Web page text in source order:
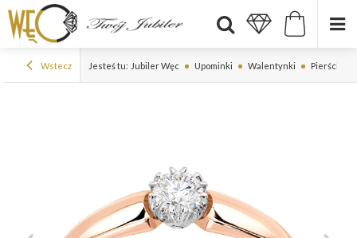
Wstecz Jesteś tu: Jubiler Węc Upominki Walentynki